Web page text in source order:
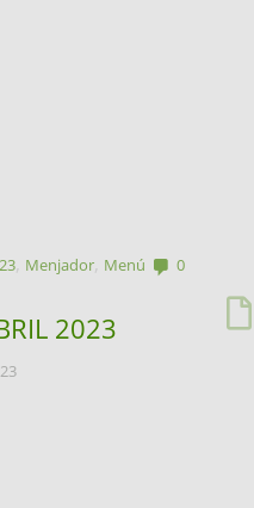
Menjador Menú 0
2023